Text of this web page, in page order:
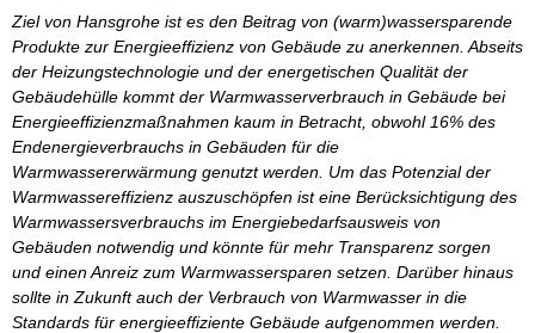
Ziel von Hansgrohe ist es den Beitrag von (warm)wassersparende
Produkte zur Energieeffizienz von Gebäude zu anerkennen. Abseits
der Heizungstechnologie und der energetischen Qualität der
Gebäudehülle kommt der Warmwasserverbrauch in Gebäude bei
Energieeffizienzmaßnahmen kaum in Betracht, obwohl 16% des
Endenergieverbrauchs in Gebäuden für die
Warmwassererwärmung genutzt werden. Um das Potenzial der
Warmwassereffizienz auszuschöpfen ist eine Berücksichtigung des
Warmwassersverbrauchs im Energiebedarfsausweis von
Gebäuden notwendig und könnte für mehr Transparenz sorgen
und einen Anreiz zum Warmwassersparen setzen. Darüber hinaus
sollte in Zukunft auch der Verbrauch von Warmwasser in die
Standards für energieeffiziente Gebäude aufgenommen werden.